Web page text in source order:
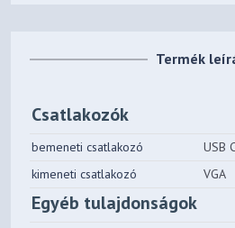
Termék
Csatlakozók
bemeneti csatlakozó
USB
kimeneti csatlakozó
VGA
Egyéb tulajdonságok